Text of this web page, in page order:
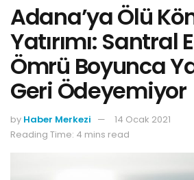
Adana’ya Ölü
Yatırımı: Santral
Ömrü Boyunca
Geri Ödeyemiyor
by Haber Merkezi
14 Ocak 2021
Reading Time: 4 mins read